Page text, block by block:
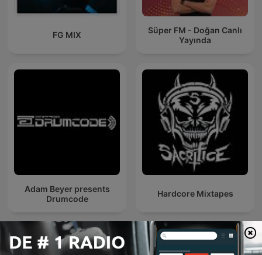
FG MIX
Süper FM - Doğan Canlı
Yayında
Adam Beyer presents
Drumcode
Hardcore Mixtapes